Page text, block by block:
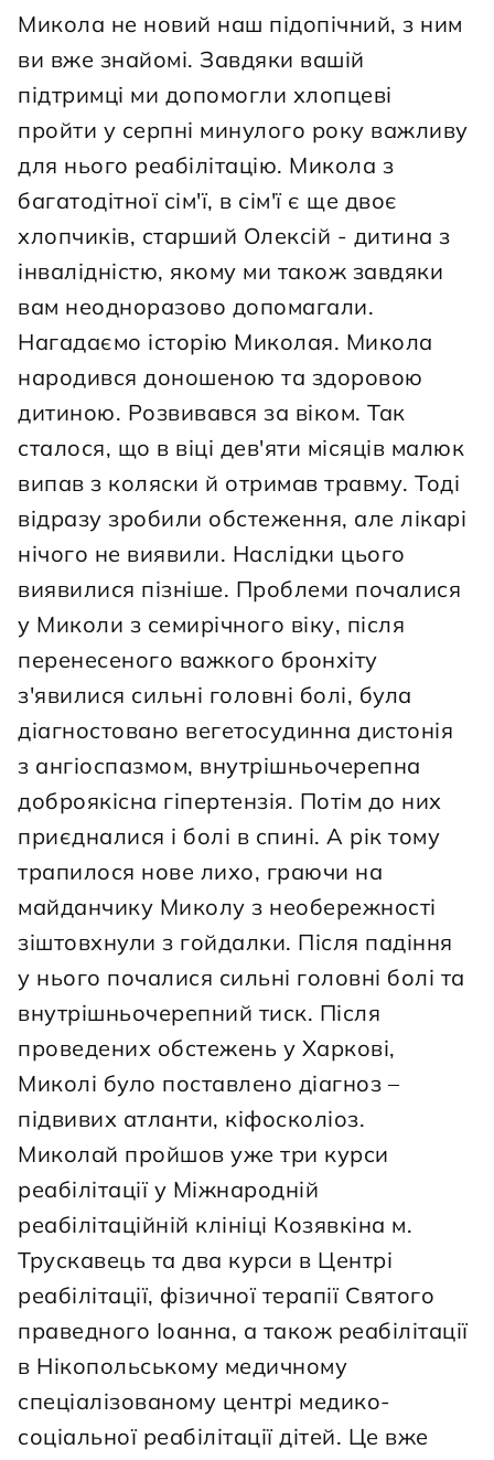
Микола не новий наш підопічний, з ним
ви вже знайомі. Завдяки вашій
підтримці ми допомогли хлопцеві
пройти у серпні минулого року важливу
для нього реабілітацію. Микола з
багатодітної сім'ї, в сім'ї є ще двоє
хлопчиків, старший Олексій - дитина з
інвалідністю, якому ми також завдяки
вам неодноразово допомагали.
Нагадаємо історію Миколая. Микола
народився доношеною та здоровою
дитиною. Розвивався за віком. Так
сталося, що в віці дев'яти місяців малюк
випав з коляски й отримав травму. Тоді
відразу зробили обстеження, але лікарі
нічого не виявили. Наслідки цього
виявилися пізніше. Проблеми почалися
у Миколи з семирічного віку, після
перенесеного важкого бронхіту
з'явилися сильні головні болі, була
діагностовано вегетосудинна дистонія
з ангіоспазмом, внутрішньочерепна
доброякісна гіпертензія. Потім до них
приєдналися і болі в спині. А рік тому
трапилося нове лихо, граючи на
майданчику Миколу з необережності
зіштовхнули з гойдалки. Після падіння
у нього почалися сильні головні болі та
внутрішньочерепний тиск. Після
проведених обстежень у Харкові,
Миколі було поставлено діагноз –
підвивих атланти, кіфосколіоз.
Миколай пройшов уже три курси
реабілітації у Міжнародній
реабілітаційній клініці Козявкіна м.
Трускавець та два курси в Центрі
реабілітації, фізичної терапії Святого
праведного Іоанна, а також реабілітації
в Нікопольському медичному
спеціалізованому центрі медико-
соціальної реабілітації дітей. Це вже